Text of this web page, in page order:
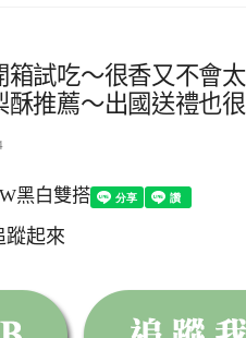
試吃～很香又不會
推薦～出國送禮也很
黑白雙搭
蹤起來